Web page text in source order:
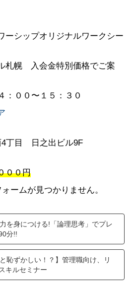
ーシップオリジナルワークシー
札幌 入会金特別価格でご案
：００〜１５：３０
4丁目 日之出ビル9F
００円
ームが見つかりません。
身につける!「論理思考」でプレ
分!!
恥ずかしい！？】管理職向け、リ
キルセミナー